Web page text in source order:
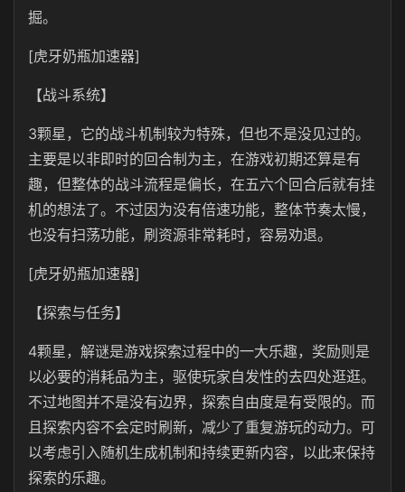
掘。
[虎牙奶瓶加速器]
【战斗系统】
3颗星，它的战斗机制较为特殊，但也不是没见过的。
主要是以非即时的回合制为主，在游戏初期还算是有
趣，但整体的战斗流程是偏长，在五六个回合后就有挂
机的想法了。不过因为没有倍速功能，整体节奏太慢，
也没有扫荡功能，刷资源非常耗时，容易劝退。
[虎牙奶瓶加速器]
【探索与任务】
4颗星，解谜是游戏探索过程中的一大乐趣，奖励则是
以必要的消耗品为主，驱使玩家自发性的去四处逛逛。
不过地图并不是没有边界，探索自由度是有受限的。而
且探索内容不会定时刷新，减少了重复游玩的动力。可
以考虑引入随机生成机制和持续更新内容，以此来保持
探索的乐趣。